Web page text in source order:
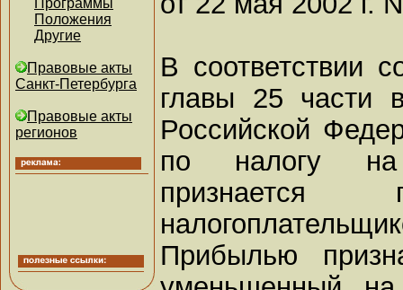
Программы
Положения
Другие
Правовые акты
Санкт-Петербурга
Правовые акты
регионов
В соответствии
главы 25 части
Российской
по налогу на
признается
Прибылью